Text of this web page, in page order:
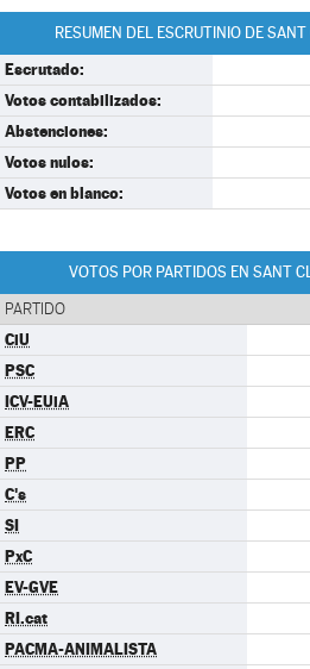
RESUMEN DEL ESCRUTINIO DE
Escrutado:
Votos contabilizados:
Abstenciones:
Votos nulos:
Votos en blanco:
VOTOS POR PARTIDOS EN SANT
PARTIDO
CiU
PSC
ICV-EUiA
ERC
PP
C's
SI
PxC
EV-GVE
RI.cat
PACMA-ANIMALISTA